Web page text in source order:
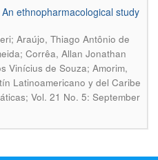
ethnopharmacological study
Araújo, Thiago Antônio de
Corrêa, Allan Jonathan
Vinícius de Souza; Amorim,
Latinoamericano y del Caribe
Vol. 21 No. 5: September